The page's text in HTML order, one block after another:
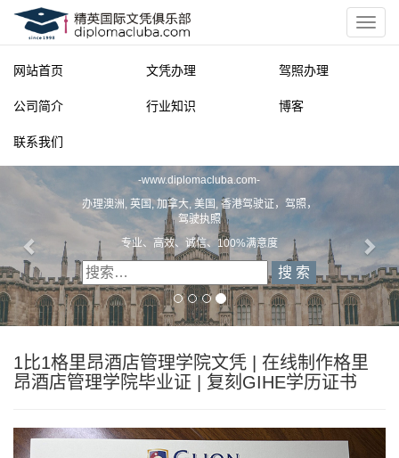
网站首页 文凭办理 驾照办理
公司简介 行业知识 博客
联系我们
-www.diplomacluba.com-
办理澳洲, 英国, 加拿大, 美国, 香港驾驶证，驾照，
驾驶执照
专业、高效、诚信、100%满意度
1比1格里昂酒店管理学院文凭 | 在线制作格里
昂酒店管理学院毕业证 | 复刻GIHE学历证书